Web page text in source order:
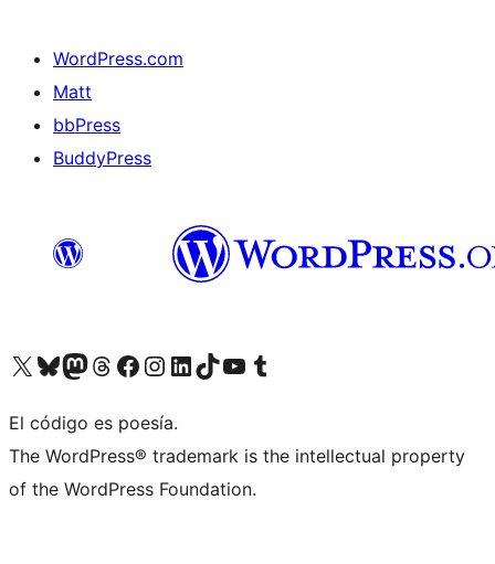
WordPress.com
Matt
bbPress
BuddyPress
Visit our X (formerly Twitter) account
Visit our Bluesky account
Visita nuestra cuenta de Twitter
Visit our Threads account
Visita nuestra página de Facebook
Visite nuestra cuenta de Instagram
Visit our LinkedIn account
Visit our TikTok account
Visit our YouTube channel
Visit our Tumblr account
El código es poesía.
The WordPress® trademark is the intellectual property
of the WordPress Foundation.